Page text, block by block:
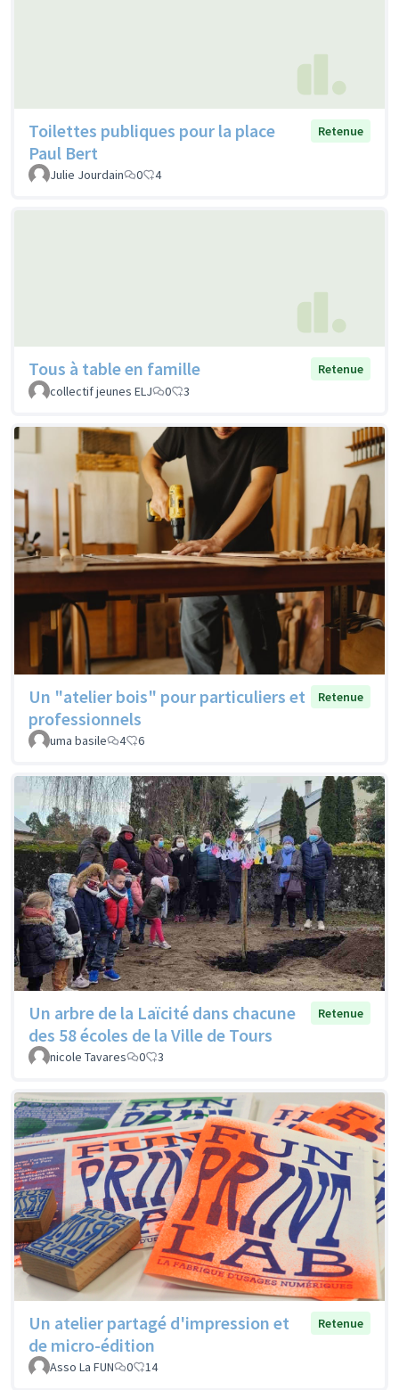
Toilettes publiques pour la place
Paul Bert
Retenue
Julie Jourdain 0 4
Tous à table en famille
Retenue
collectif jeunes ELJ
0 3
Un "atelier bois" pour particuliers et
professionnels
Retenue
uma basile 4 6
Un arbre de la Laïcité dans chacune
des 58 écoles de la Ville de Tours
Retenue
nicole Tavares 0 3
Un atelier partagé d'impression et
de micro-édition
Retenue
Asso La FUN 0 14